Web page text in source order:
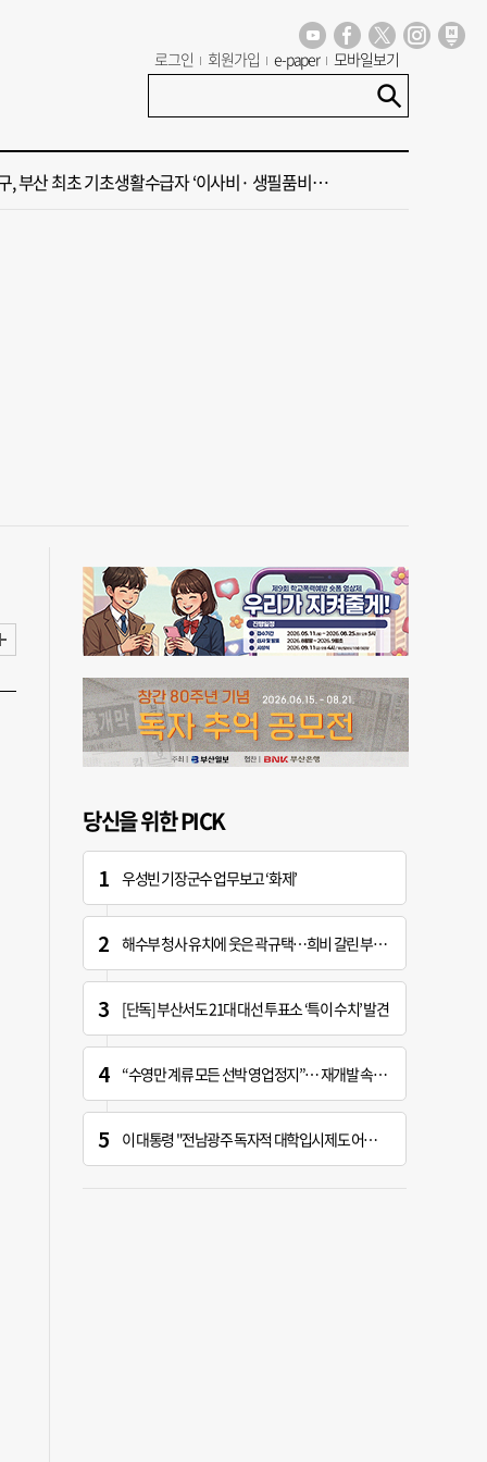
로그인 회원가입 e-paper 모바일보기
공동어시장 현대화 사업 현장서 오염토 발견
청사, 북항 재개발 부지 복합항만지구 확정
부산 최초 기초생활수급자 ‘이사비· 생필품비’ 지원
당신을 위한 PICK
우성빈 기장군수 업무보고 ‘화제’
해수부 청사 유치에 웃은 곽규택…희비 갈린 부산 의원들
[단독] 부산서도 21대 대선 투표소 ‘특이 수치’ 발견
“수영만 계류 모든 선박 영업정지”… 재개발 속도전
이 대통령 "전남광주 독자적 대학입시제도 어떤가" 제안